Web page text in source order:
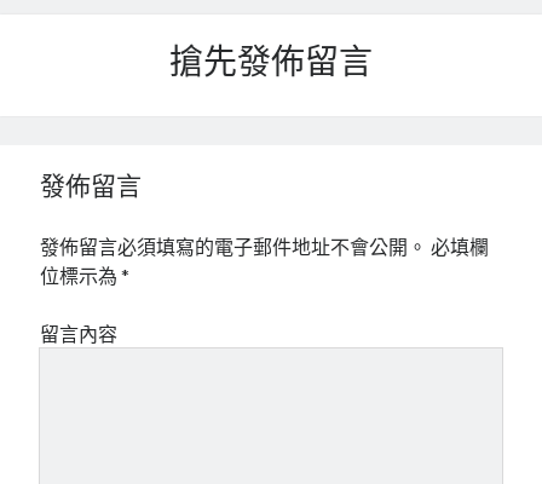
搶先發佈留言
發佈留言
發佈留言必須填寫的電子郵件地址不會公開。 必填欄
位標示為*
留言內容